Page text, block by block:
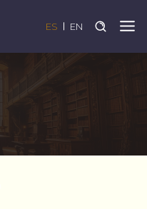
ES EN